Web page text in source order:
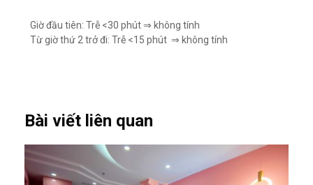
Giờ đầu tiên: Trễ <30 phút ⇒ không tính
Từ giờ thứ 2 trở đi: Trễ <15 phút ⇒ không tính
Bài viết liên quan